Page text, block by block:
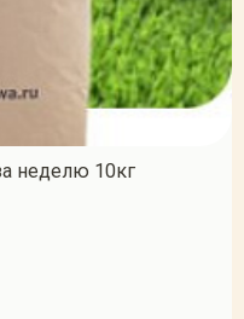
неделю 10кг